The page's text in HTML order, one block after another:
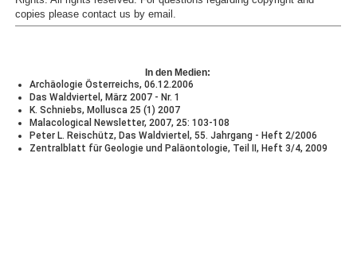
copies please contact us by email .
In den Medien:
Archäologie Österreichs, 06.12.2006
Das Waldviertel, März 2007 - Nr. 1
K. Schniebs, Mollusca 25 (1) 2007
Malacological Newsletter, 2007, 25: 103-108
Peter L. Reischütz, Das Waldviertel, 55. Jahrgang - Heft 2/2006
Zentralblatt für Geologie und Paläontologie, Teil II, Heft 3/4, 2009